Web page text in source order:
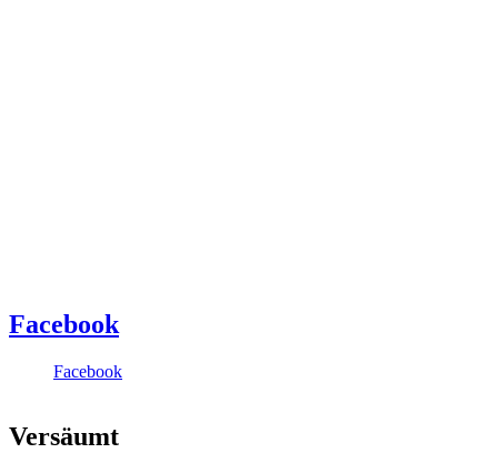
Facebook
Facebook
Versäumt